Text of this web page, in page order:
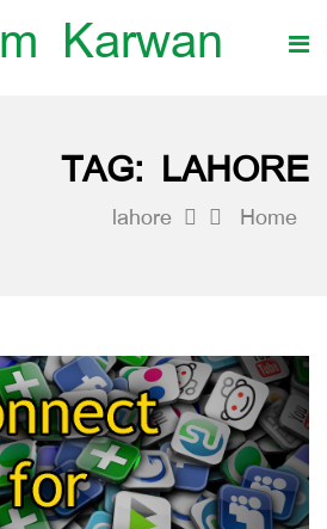
Karwan
TAG: LAHORE
Home
lahore